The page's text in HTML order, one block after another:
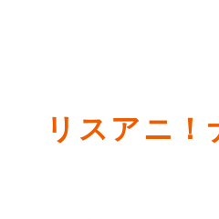
リスアニ！